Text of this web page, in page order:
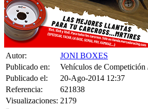
Autor:
JONI BOXES
Publicado en:
Vehículos de Competición /
Publicado el:
20-Ago-2014 12:37
Referencia:
621838
Visualizaciones:
2179
Provincia: